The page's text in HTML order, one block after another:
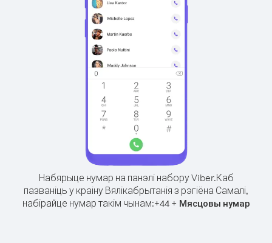
Набярыце нумар на панэлі набору Viber.Каб
пазваніць у краіну Вялікабрытанія з рэгіёна Самалі,
набірайце нумар такім чынам:+44+ Мясцовы нумар